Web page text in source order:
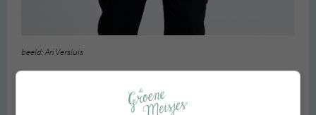
beeld: Ari Versluis
Hi, ik ben Merel! Ik neem je graag mee in mijn persoonlijke
onderzoek naar een duurzame en meer bewuste leefstijl.